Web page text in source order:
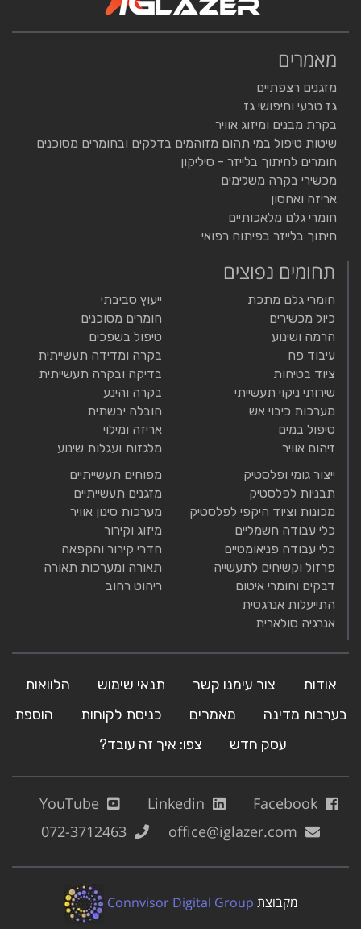
מאמרים
מזגנים רצפתיים
גז טבעי וחיפושי גז
בקרת מבנים ומיזוג אוויר
שיטות טיפול במי תהום מזוהמים בדלקים ובחומרים מסוכנים
חומרים לחיתוך בלייזר - סיליקון
מכשירי בקרה משלימים
אריזה ואחסון
חומרי גלם מלאכותיים
חיתוך בלייזר בפיתוח רפואי
תחומים נפוצים
חומרי גלם מתכת
כיול מכשירים
הרמה ושינוע
עיבוד פח
ציוד בטיחות
שירותי ניקוי תעשייתי
מערכות כיבוי אש
טיפול במים
זיהום אוויר
ייעוץ סביבתי
חומרים מסוכנים
טיפול בשפכים
בקרה ומדידה תעשייתית
בדיקה ובקרה תעשייתית
בקרה והינע
הובלה יבשתית
אריזה ומילוי
מלגזות ועגלות שינוע
ייצור גומי ופלסטיק
תבניות לפלסטיק
מכונות וציוד היקפי לפלסטיק
כלי עבודה חשמליים
כלי עבודה פניאומטיים
פרזול וקשיחים לתעשייה
דבקים וחומרי איטום
התייעלות אנרגטית
אנרגיה סולארית
מפוחים תעשייתיים
מזגנים תעשייתיים
מערכות סינון אוויר
מיזוג וקירור
חדרי קירור והקפאה
תאורה ומערכות תאורה
ריהוט רחוב
אודות צור עימנו קשר תנאי שימוש
הלוואות
בערבות מדינה
מאמרים כניסת לקוחות
הוספת
עסק חדש
צפו: איך זה עובד?
Facebook
מקבוצת Connvisor Digital Group